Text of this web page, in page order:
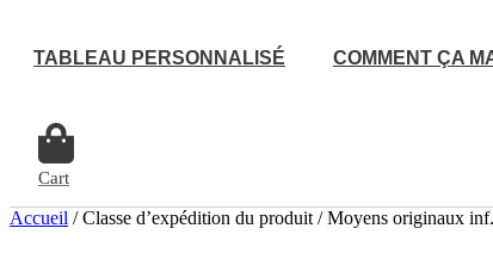
contenu
TABLEAU PERSONNALISÉ COMMENT ÇA
Cart
Accueil / Classe d’expédition du produit / Moyens originaux